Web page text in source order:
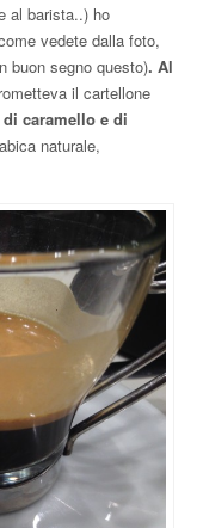
al barista..) ho
vedete dalla foto,
buon segno questo). Al
il cartellone
caramello e di
naturale,